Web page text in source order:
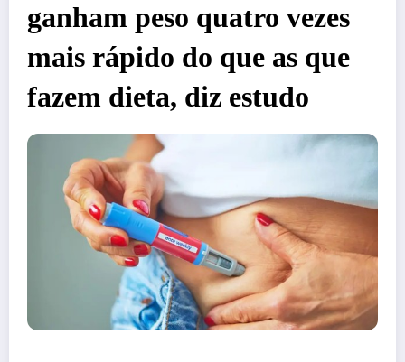
ganham peso quatro vezes
mais rápido do que as que
fazem dieta, diz estudo